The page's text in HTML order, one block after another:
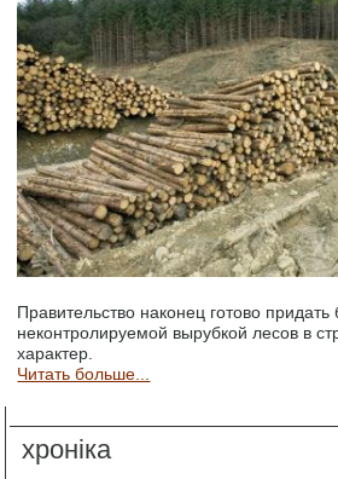
Правительство наконец готово придать
неконтролируемой вырубкой лесов в
характер.
Читать больше...
хроніка